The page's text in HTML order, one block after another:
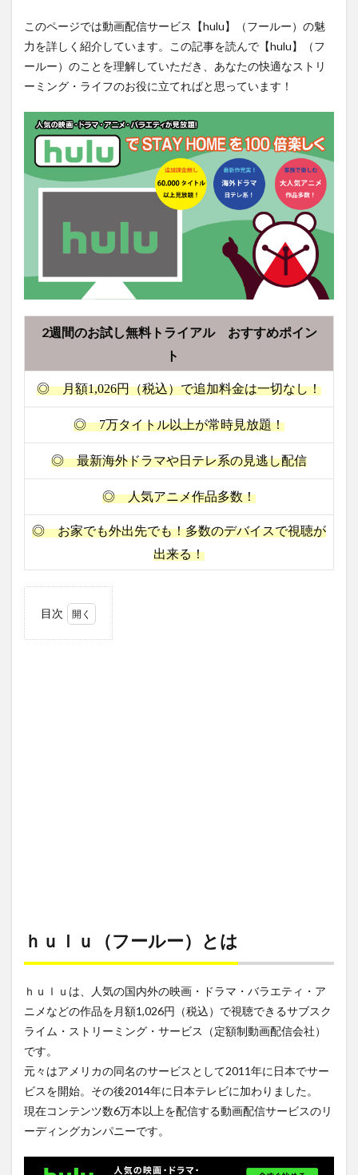
shotime
STAR WARS anakin skywalker
sports
SPORTS 2021
SPORTS` 2021
Spotify
SpotLight
spots SPOTV NOW
STADIA
starting lineup
startinglineup
STAY HOME
Steaming Step
stream
Stream america
splashmountain
south of the south
ShouheiOhtani
SHURE
Simフリー
SIMフリースマートフォンの夢
Sincerity Is Scary
Sir Sly
Sir SlySONG
SOTO
SMEレコーズ Cö shu Nie
SNS
SoC
Streaming Music
the princess and the frog
the 10th two-run homerun
Super Retina XDR
Survis
Switch
Switch購入の攻略 T-ver
Tatis
taylor-swift
taylorswift Tennis
The 1975
Sun
The Acolyte
The Bad Batch
The Clone Wars
THE FALCON AND THE WINTER SOLDIER
the first ball
THE FLASH／フラッシュ シーズン1
The Good Fight／ザ・グッド・ファイト
The Lord of the Rings on Prime
SUPER
summary
StreamingSurvis
このページでは動画配信サービス【hulu】（フールー）の魅
力を詳しく紹介しています。この記事を読んで【hulu】（フ
ールー）のことを理解していただき、あなたの快適なストリ
ーミング・ライフのお役に立てればと思っています！
2週間のお試し無料トライアル おすすめポイン
ト
◎ 月額1,026円（税込）で追加料金は一切なし！
◎ 7万タイトル以上が常時見放題！
◎ 最新海外ドラマや日テレ系の見逃し配信
◎ 人気アニメ作品多数！
◎ お家でも外出先でも！多数のデバイスで視聴が
出来る！
目次
（フ
ール
ー）
金は
完全
定額
制！
ｈｕ
ｌｕ
（フ
ール
ー）
ｈｕｌｕ（フールー）とは
ｈｕｌｕは、人気の国内外の映画・ドラマ・バラエティ・ア
ニメなどの作品を月額1,026円（税込）で視聴できるサブスク
ライム・ストリーミング・サービス（定額制動画配信会社）
です。
元々はアメリカの同名のサービスとして2011年に日本でサー
ビスを開始。その後2014年に日本テレビに加わりました。
現在コンテンツ数6万本以上を配信する動画配信サービスのリ
ーディングカンパニーです。